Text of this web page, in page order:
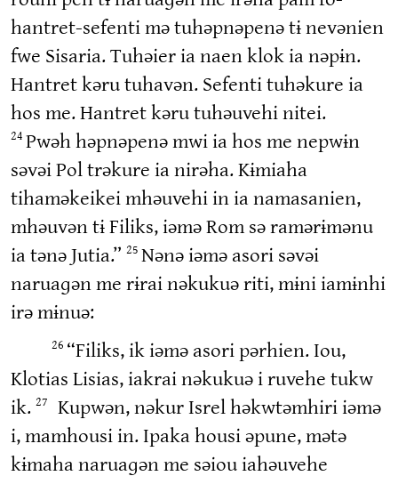
hantret-sefenti mə tuhəpnəpenə tɨ nevənien
fwe Sisaria. Tuhəier ia naen klok ia nəpɨn.
Hantret kəru tuhavən. Sefenti tuhəkure ia
hos me. Hantret kəru tuhəuvehi nitei.
24 Pwəh həpnəpenə mwi ia hos me nepwɨn
səvəi Pol trəkure ia nirəha. Kɨmiaha
tihaməkeikei mhəuvehi in ia namasanien,
mhəuvən tɨ Filiks, iəmə Rom sə ramərɨmənu
ia tənə Jutia.” 25 Nənə iəmə asori səvəi
naruaɡən me rɨrai nəkukuə riti, mɨni iamɨnhi
irə mɨnuə:
26 “Filiks, ik iəmə asori pərhien. Iou,
Klotias Lisias, iakrai nəkukuə i ruvehe tukw
ik. 27
Kupwən, nəkur Isrel həkwtəmhiri iəmə
i, mamhousi in. Ipaka housi əpune, mətə
kɨmaha naruaɡən me səiou iahəuvehe